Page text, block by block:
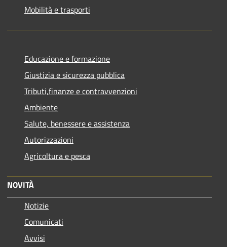
Mobilità e trasporti
Educazione e formazione
Giustizia e sicurezza pubblica
Tributi,finanze e contravvenzioni
Ambiente
Salute, benessere e assistenza
Autorizzazioni
Agricoltura e pesca
NOVITÀ
Notizie
Comunicati
Avvisi